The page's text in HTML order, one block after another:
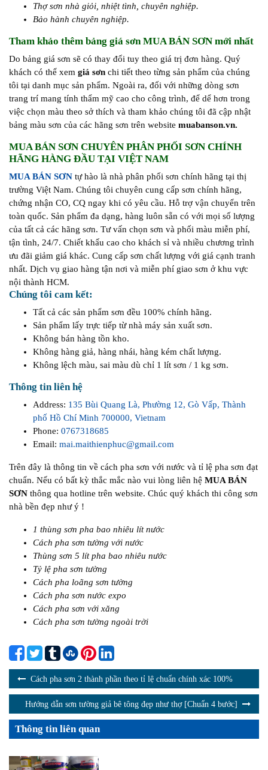
Thợ sơn nhà giỏi, nhiệt tình, chuyên nghiệp.
Bảo hành chuyên nghiệp.
Tham khảo thêm bảng giá sơn MUA BÁN SƠN mới nhất
Do bảng giá sơn sẽ có thay đổi tuy theo giá trị đơn hàng. Quý
khách có thể xem giá sơn chi tiết theo từng sản phẩm của chúng
tôi tại danh mục sản phẩm. Ngoài ra, đối với những dòng sơn
trang trí mang tính thẩm mỹ cao cho công trình, để dể hơn trong
việc chọn màu theo sở thích và tham khảo chúng tôi đã cập nhật
bảng màu sơn của các hãng sơn trên website muabanson.vn.
MUA BÁN SƠN CHUYÊN PHÂN PHỐI SƠN CHÍNH
HÃNG HÀNG ĐẦU TẠI VIỆT NAM
MUA BÁN SƠN tự hào là nhà phân phối sơn chính hãng tại thị
trường Việt Nam. Chúng tôi chuyên cung cấp sơn chính hãng,
chứng nhận CO, CQ ngay khi có yêu cầu. Hỗ trợ vận chuyển trên
toàn quốc. Sản phẩm đa dạng, hàng luôn sẵn có với mọi số lượng
của tất cả các hãng sơn. Tư vấn chọn sơn và phối màu miễn phí,
tận tình, 24/7. Chiết khấu cao cho khách sỉ và nhiều chương trình
ưu đãi giảm giá khác. Cung cấp sơn chất lượng với giá cạnh tranh
nhất. Dịch vụ giao hàng tận nơi và miễn phí giao sơn ở khu vực
nội thành HCM.
Chúng tôi cam kết:
Tất cả các sản phẩm sơn đều 100% chính hãng.
Sản phẩm lấy trực tiếp từ nhà máy sản xuất sơn.
Không bán hàng tồn kho.
Không hàng giả, hàng nhái, hàng kém chất lượng.
Không lệch màu, sai màu dù chỉ 1 lít sơn / 1 kg sơn.
Thông tin liên hệ
Address: 135 Bùi Quang Là, Phường 12, Gò Vấp, Thành
phố Hồ Chí Minh 700000, Vietnam
Phone: 0767318685
Email: mai.maithienphuc@gmail.com
Trên đây là thông tin về cách pha sơn với nước và tỉ lệ pha sơn đạt
chuẩn. Nếu có bất kỳ thắc mắc nào vui lòng liên hệ MUA BÁN
SƠN thông qua hotline trên website. Chúc quý khách thi công sơn
nhà bền đẹp như ý !
1 thùng sơn pha bao nhiêu lít nước
Cách pha sơn tường với nước
Thùng sơn 5 lít pha bao nhiêu nước
Tỷ lệ pha sơn tường
Cách pha loãng sơn tường
Cách pha sơn nước expo
Cách pha sơn với xăng
Cách pha sơn tường ngoài trời
Cách pha sơn 2 thành phần theo tỉ lệ chuẩn chính xác 100%
Hướng dẫn sơn tường giả bê tông đẹp như thợ [Chuẩn 4 bước]
Thông tin liên quan